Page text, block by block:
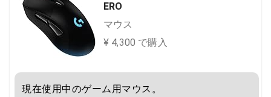
ERO
マウス
¥ 4,300 で購入
現在使用中のゲーム用マウス。